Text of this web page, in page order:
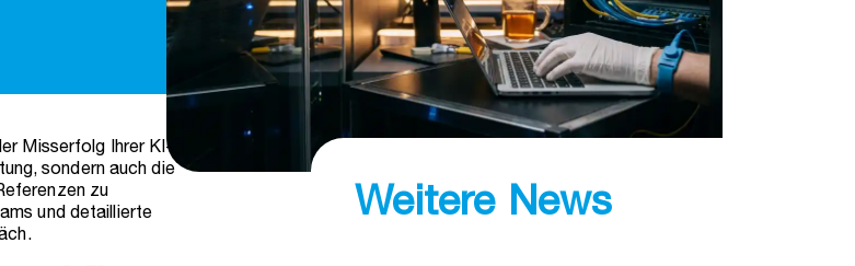
Misserfolg Ihrer KI-
sondern auch die
zu
und detaillierte
Weitere News